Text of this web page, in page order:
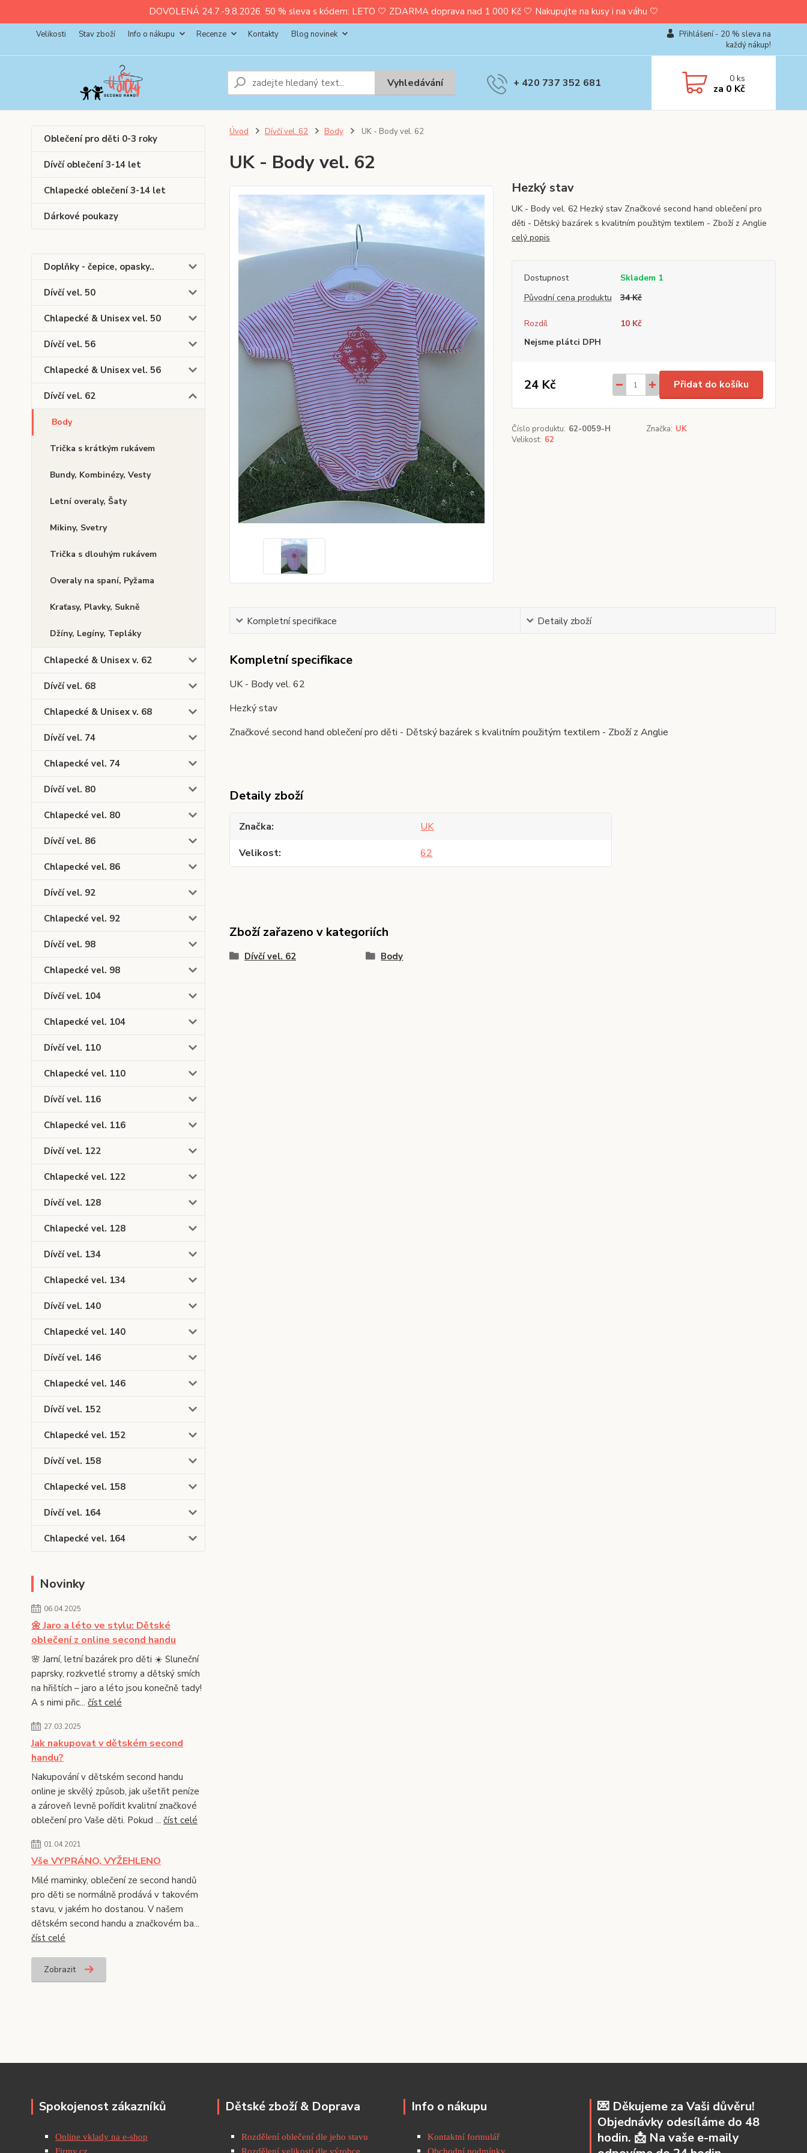
DOVOLENÁ 24.7.-9.8.2026. 50 % sleva s kódem: LETO 🤍 ZDARMA doprava nad 1 000 Kč 🤍 Nakupujte na kusy i na váhu 🤍
Velikosti Stav zboží Info o nákupu Recenze Kontakty Blog novinek
Přihlášení - 20 % sleva na
každý nákup!
Vyhledávání + 420 737 352 681 0ks
za 0 Kč
Oblečení pro děti 0-3 roky
Dívčí oblečení 3-14 let
Chlapecké oblečení 3-14 let
Dárkové poukazy
Doplňky - čepice, opasky..
Dívčí vel. 50
Chlapecké & Unisex vel. 50
Dívčí vel. 56
Chlapecké & Unisex vel. 56
Dívčí vel. 62
Body
Trička s krátkým rukávem
Bundy, Kombinézy, Vesty
Letní overaly, Šaty
Mikiny, Svetry
Trička s dlouhým rukávem
Overaly na spaní, Pyžama
Kraťasy, Plavky, Sukně
Džíny, Legíny, Tepláky
Chlapecké & Unisex v. 62
Dívčí vel. 68
Chlapecké & Unisex v. 68
Dívčí vel. 74
Chlapecké vel. 74
Dívčí vel. 80
Chlapecké vel. 80
Dívčí vel. 86
Chlapecké vel. 86
Dívčí vel. 92
Chlapecké vel. 92
Dívčí vel. 98
Chlapecké vel. 98
Dívčí vel. 104
Chlapecké vel. 104
Dívčí vel. 110
Chlapecké vel. 110
Dívčí vel. 116
Chlapecké vel. 116
Dívčí vel. 122
Chlapecké vel. 122
Dívčí vel. 128
Chlapecké vel. 128
Dívčí vel. 134
Chlapecké vel. 134
Dívčí vel. 140
Chlapecké vel. 140
Dívčí vel. 146
Chlapecké vel. 146
Dívčí vel. 152
Chlapecké vel. 152
Dívčí vel. 158
Chlapecké vel. 158
Dívčí vel. 164
Chlapecké vel. 164
Novinky
06.04.2025
🌼 Jaro a léto ve stylu: Dětské
oblečení z online second handu
🌸 Jarní, letní bazárek pro děti ☀️ Sluneční
paprsky, rozkvetlé stromy a dětský smích
na hřištích – jaro a léto jsou konečně tady!
A s nimi přic... číst celé
27.03.2025
Jak nakupovat v dětském second
handu?
Nakupování v dětském second handu
online je skvělý způsob, jak ušetřit peníze
a zároveň levně pořídit kvalitní značkové
oblečení pro Vaše děti. Pokud ... číst celé
01.04.2021
Vše VYPRÁNO, VYŽEHLENO
Milé maminky, oblečení ze second handů
pro děti se normálně prodává v takovém
stavu, v jakém ho dostanou. V našem
dětském second handu a značkovém ba...
číst celé
Zobrazit
Úvod Dívčí vel. 62 Body UK - Body vel. 62
UK - Body vel. 62
Hezký stav
UK - Body vel. 62 Hezký stav Značkové second hand oblečení pro
děti - Dětský bazárek s kvalitním použitým textilem - Zboží z Anglie
celý popis
Dostupnost
Skladem 1
Původní cena produktu
34 Kč
Rozdíl
10 Kč
Nejsme plátci DPH
24 Kč Přidat do košíku
Číslo produktu: 62-0059-H Značka: UK
Velikost: 62
Kompletní specifikace Detaily zboží
Kompletní specifikace
UK - Body vel. 62
Hezký stav
Značkové second hand oblečení pro děti - Dětský bazárek s kvalitním použitým textilem - Zboží z Anglie
Detaily zboží
Značka
UK
Velikost
62
Zboží zařazeno v kategoriích
Dívčí vel. 62 Body
Spokojenost zákazníků
Online vklady na e-shop
Dětské zboží & Doprava
Rozdělení oblečení dle jeho stavu
Info o nákupu
Kontaktní formulář
💌 Děkujeme za Vaši důvěru!
Objednávky odesíláme do 48
hodin. 📩 Na vaše e-maily